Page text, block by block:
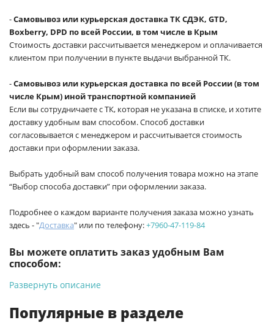
-Самовывоз или курьерская доставка ТК СДЭК, GTD,
Boxberry, DPD по всей России, в том числе в Крым
Стоимость доставки рассчитывается менеджером и оплачивается
клиентом при получении в пункте выдачи выбранной ТК.
-Самовывоз или курьерская доставка по всей России (в том
числе Крым) иной транспортной компанией
Если вы сотрудничаете с ТК, которая не указана в списке, и хотите
доставку удобным вам способом. Способ доставки
согласовывается с менеджером и рассчитывается стоимость
доставки при оформлении заказа.
Выбрать удобный вам способ получения товара можно на этапе
“Выбор способа доставки” при оформлении заказа.
Подробнее о каждом варианте получения заказа можно узнать
здесь - "Доставка" или по телефону:+7960-47-119-84
Вы можете оплатить заказ удобным Вам
способом:
-Банковской картой на сайте ProffЭлектро. Данный вид
Развернуть описание
Популярные в разделе